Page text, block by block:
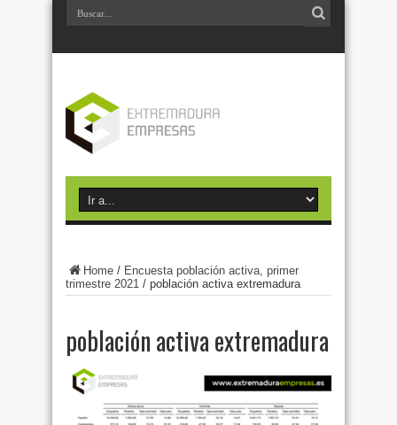
Home / Encuesta población activa, primer
trimestre 2021 / población activa extremadura
población activa extremadura